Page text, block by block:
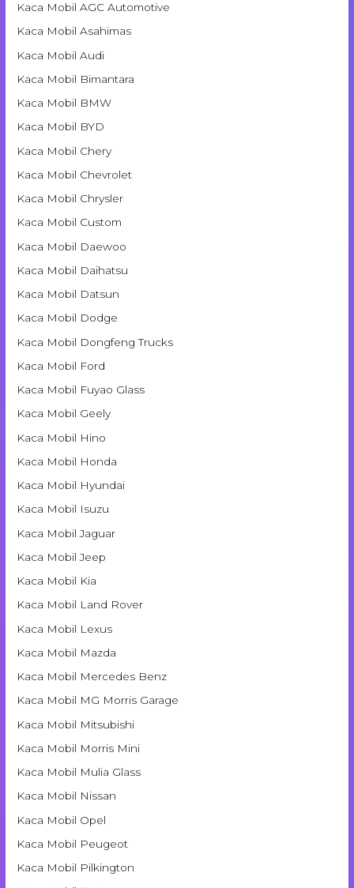
Kaca Mobil AGC Automotive
Kaca Mobil Asahimas
Kaca Mobil Audi
Kaca Mobil Bimantara
Kaca Mobil BMW
Kaca Mobil BYD
Kaca Mobil Chery
Kaca Mobil Chevrolet
Kaca Mobil Chrysler
Kaca Mobil Custom
Kaca Mobil Daewoo
Kaca Mobil Daihatsu
Kaca Mobil Datsun
Kaca Mobil Dodge
Kaca Mobil Dongfeng Trucks
Kaca Mobil Ford
Kaca Mobil Fuyao Glass
Kaca Mobil Geely
Kaca Mobil Hino
Kaca Mobil Honda
Kaca Mobil Hyundai
Kaca Mobil Isuzu
Kaca Mobil Jaguar
Kaca Mobil Jeep
Kaca Mobil Kia
Kaca Mobil Land Rover
Kaca Mobil Lexus
Kaca Mobil Mazda
Kaca Mobil Mercedes Benz
Kaca Mobil MG Morris Garage
Kaca Mobil Mitsubishi
Kaca Mobil Morris Mini
Kaca Mobil Mulia Glass
Kaca Mobil Nissan
Kaca Mobil Opel
Kaca Mobil Peugeot
Kaca Mobil Pilkington